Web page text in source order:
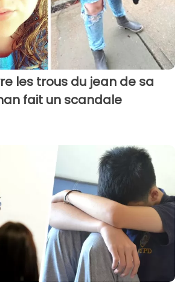
les trous du jean de sa
fait un scandale